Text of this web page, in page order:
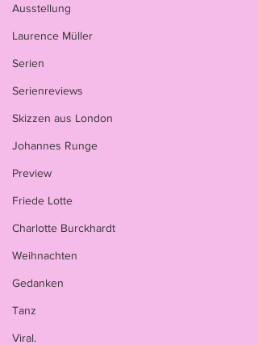
Ausstellung
Laurence Müller
Serien
Serienreviews
Skizzen aus London
Johannes Runge
Preview
Friede Lotte
Charlotte Burckhardt
Weihnachten
Gedanken
Tanz
Viral.